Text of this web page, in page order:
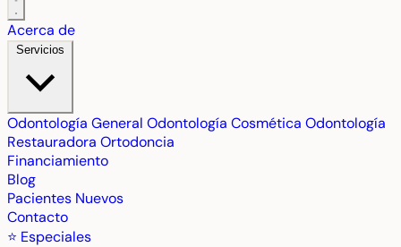
Acerca de
Servicios
Odontología General Odontología Cosmética Odontología
Restauradora Ortodoncia
Financiamiento
Blog
Pacientes Nuevos
Contacto
⭐ Especiales